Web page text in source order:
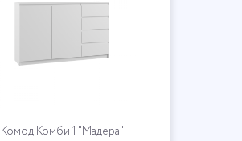
Комод Комби 1 "Мадера"